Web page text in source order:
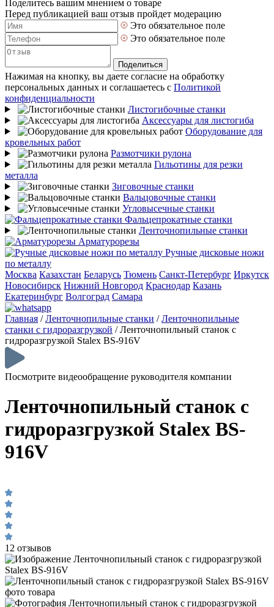
Поделитесь вашим мнением о товаре
Перед публикацией ваш отзыв пройдет модерацию
Это обязательное поле
Это обязательное поле
Поделиться
Нажимая на кнопку, вы даете согласие на обработку
персональных данных и соглашаетесь с Политикой
конфиденциальности
Листогибочные станки
Аксессуары для листогиба
Оборудование для
кровельных работ
Размотчики рулона
Гильотины для резки
металла
Зиговочные станки
Вальцовочные станки
Угловысечные станки
Фальцепрокатные станки
Ленточнопильные станки
Арматурорезы
Ручные дисковые ножи
по металлу
Москва Казахстан Беларусь Тюмень Санкт-Петербург Иркутск
Новосибирск Нижний Новгород Краснодар Казань
Екатеринбург Волгоград Самара
Главная /Ленточнопильные станки /Ленточнопильные
станки с гидроразгрузкой /Ленточнопильный станок с
гидроразгрузкой Stalex BS-916V
Посмотрите видеообращение руководителя компании
Ленточнопильный станок с
гидроразгрузкой Stalex BS-
916V
12 отзывов